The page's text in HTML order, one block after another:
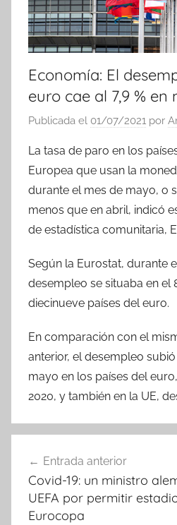
Economía: El
euro cae al 7,9 % en
Publicada el 01/07/2021 por
La tasa de paro en los
Europea que usan la
durante el mes de mayo, o
menos que en abril, indicó
de estadística comunitaria,
Según la Eurostat, durante
desempleo se situaba en el
diecinueve países del euro.
En comparación con el
anterior, el desempleo
mayo en los países del
2020, y también en la UE,
de
entradas
Entrada anterior
Covid-19: un ministro
UEFA por permitir
Eurocopa